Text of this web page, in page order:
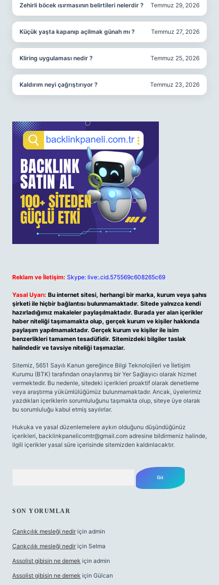
Zehirli böcek ısırmasının belirtileri nelerdir ? Temmuz 29, 2026
Küçük yaşta kapanıp açilmak günah mı ? Temmuz 27, 2026
Kliring uygulaması nedir ? Temmuz 25, 2026
Kaldırım neyi çağrıştırıyor ? Temmuz 23, 2026
Reklam ve İletişim: Skype: live:.cid.575569c608265c69
Yasal Uyarı: Bu internet sitesi, herhangi bir marka, kurum veya şahıs
şirketi ile hiçbir bağlantısı bulunmamaktadır. Sitede yalnızca kendi
hazırladığımız makaleler paylaşılmaktadır. Burada yer alan içerikler
haber niteliği taşımamakta olup, gerçek kurum ve kişiler hakkında
paylaşım yapılmamaktadır. Gerçek kurum ve kişiler ile isim
benzerlikleri tamamen tesadüfidir. Sitemizdeki bilgiler taslak
halindedir ve tavsiye niteliği taşımazlar.
Sitemiz, 5651 Sayılı Kanun gereğince Bilgi Teknolojileri ve İletişim
Kurumu (BTK) tarafından onaylanmış bir Yer Sağlayıcı olarak hizmet
vermektedir. Bu nedenle, sitedeki içerikleri proaktif olarak denetleme
veya araştırma yükümlülüğümüz bulunmamaktadır. Ancak, üyelerimiz
yazdıkları içeriklerin sorumluluğunu taşımakta olup, siteye üye olarak
bu sorumluluğu kabul etmiş sayılırlar.
Hukuka ve yasal düzenlemelere aykırı olduğunu düşündüğünüz
içerikleri, backlinkpanelicomtr@gmail.com adresine bildirmeniz halinde,
ilgili içerikler yasal süre içerisinde sitemizden kaldırılacaktır.
SON YORUMLAR
Çarıkçılık mesleği nedir için admin
Çarıkçılık mesleği nedir için Selma
Assolist gibisin ne demek için admin
Assolist gibisin ne demek için Gülcan